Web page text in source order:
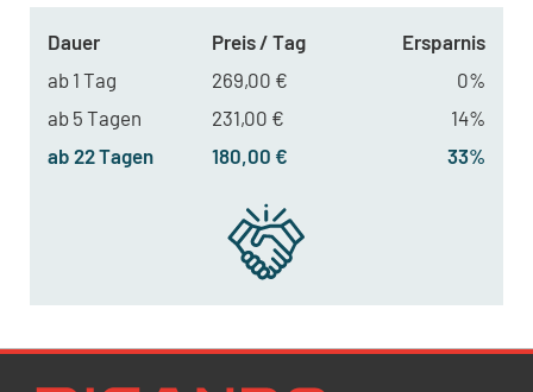
Dauer Preis / Tag
Ersparnis
ab 1 Tag
269,00 €
0%
ab 5 Tagen
231,00 €
14%
ab 22 Tagen
180,00 € 33%